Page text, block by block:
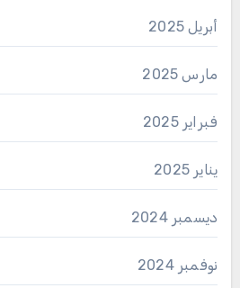
أبريل 2025
مارس 2025
فبراير 2025
يناير 2025
ديسمبر 2024
نوفمبر 2024